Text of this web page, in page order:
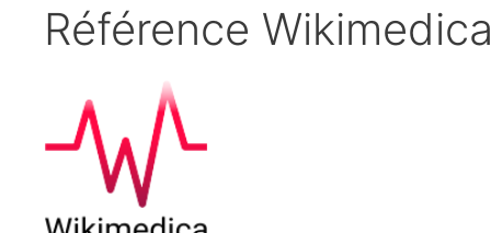
Référence Wikimedica